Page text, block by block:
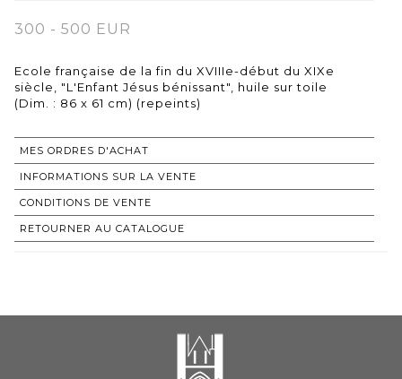
300 - 500 EUR
Ecole française de la fin du XVIIIe-début du XIXe
siècle, "L'Enfant Jésus bénissant", huile sur toile
(Dim. : 86 x 61 cm) (repeints)
MES ORDRES D'ACHAT
INFORMATIONS SUR LA VENTE
CONDITIONS DE VENTE
RETOURNER AU CATALOGUE